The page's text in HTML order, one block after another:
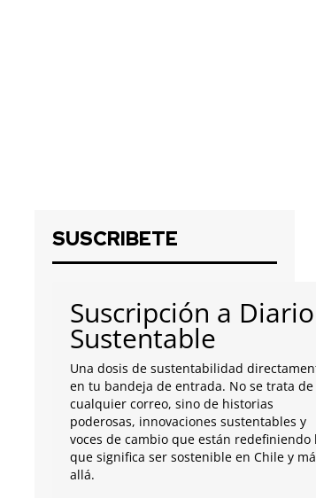
SUSCRIBETE
Suscripción a Diario
Sustentable
Una dosis de sustentabilidad
en tu bandeja de entrada. No se trata de
cualquier correo, sino de historias
poderosas, innovaciones sustentables y
voces de cambio que están redefiniendo
que significa ser sostenible en Chile y
allá.